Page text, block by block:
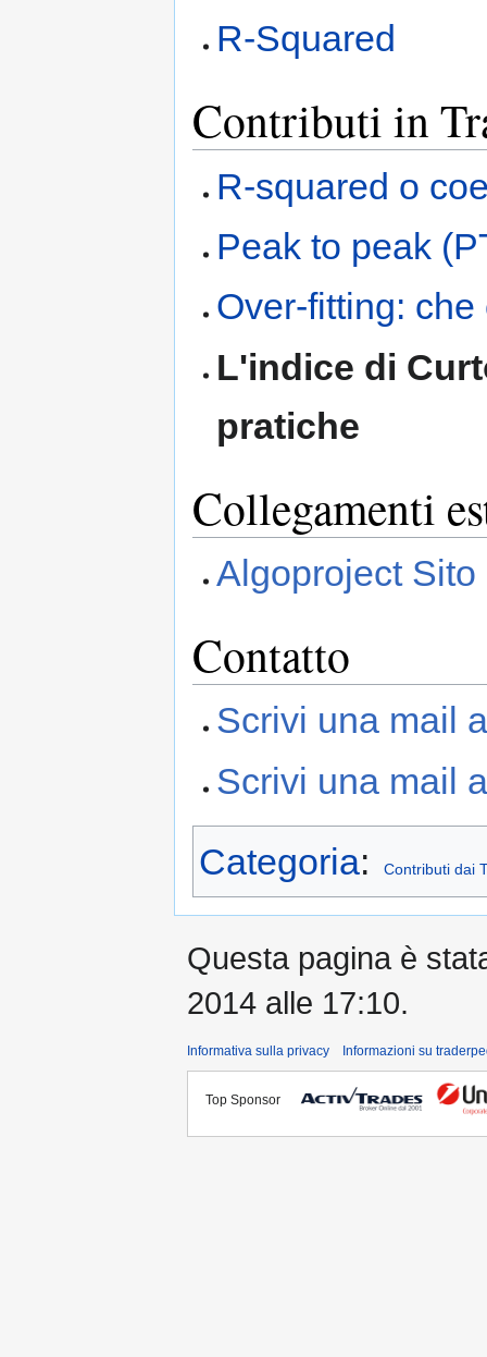
R-Squared
Contributi in
R-squared o
Peak to peak
Over-fitting:
L'indice di
pratiche
Collegamenti
Algoproject Sito
Contatto
Scrivi una mail
Scrivi una mail
Categoria: Contributi dai
Questa pagina è
2014 alle 17:10.
Informativa sulla privacy Informazioni su
Top Sponsor